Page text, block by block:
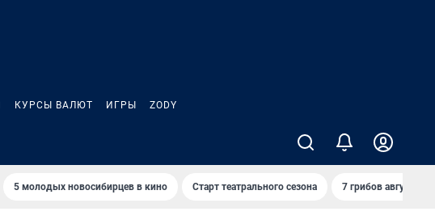
КУРСЫ ВАЛЮТ ИГРЫ ZODY
5 молодых новосибирцев в кино Старт театрального сезона 7 грибов августа